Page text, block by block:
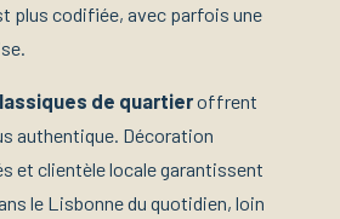
plus codifiée, avec parfois une
de quartieroffrent
authentique. Décoration
et clientèle locale garantissent
le Lisbonne du quotidien, loin